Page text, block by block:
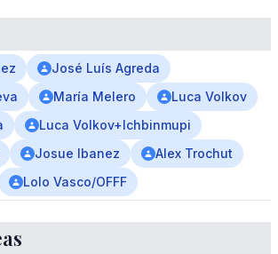
José Luís Agreda
María Melero
Luca Volkov
Luca Volkov+Ichbinmupi
Josue Ibanez
Alex Trochut
Lolo Vasco/OFFF